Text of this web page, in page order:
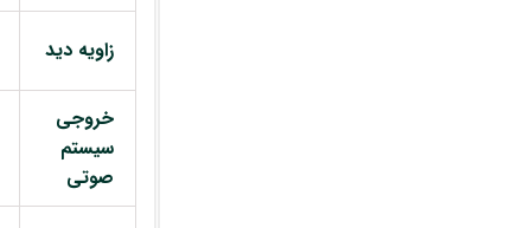
زاویه دید
خروجی
سیستم
صوتی